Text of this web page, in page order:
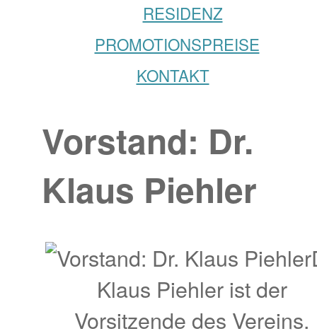
RESIDENZ
PROMOTIONSPREISE
KONTAKT
Vorstand: Dr.
Klaus Piehler
Klaus Piehler ist der
Vorsitzende des Vereins.